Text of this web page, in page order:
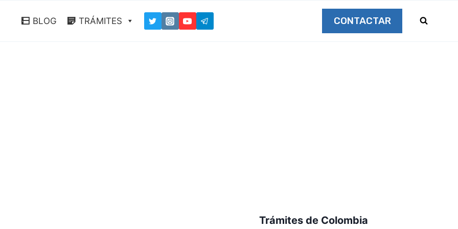
BLOG TRÁMITES CONTACTAR
Trámites de Colombia